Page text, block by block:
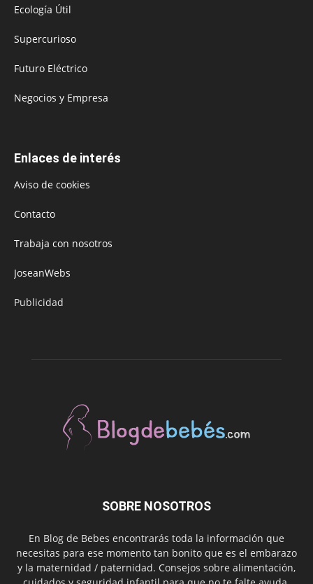
Ecología Útil
Supercurioso
Futuro Eléctrico
Negocios y Empresa
Enlaces de interés
Aviso de cookies
Contacto
Trabaja con nosotros
JoseanWebs
Publicidad
SOBRE NOSOTROS
En Blog de Bebes encontrarás toda la información que
necesitas para ese momento tan bonito que es el embarazo
y la maternidad / paternidad. Consejos sobre alimentación,